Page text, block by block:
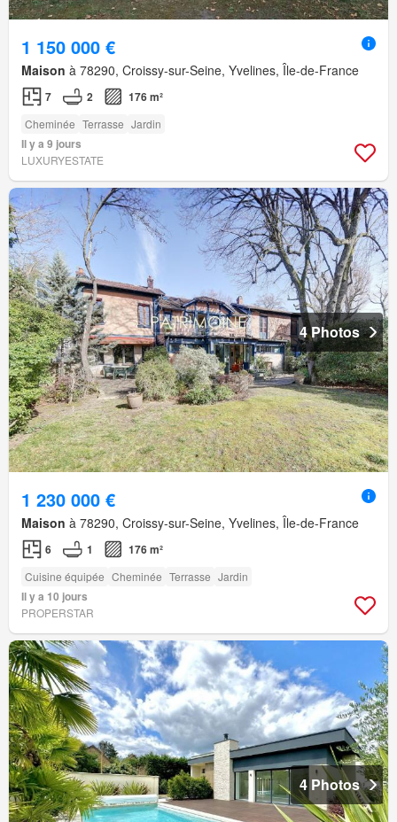
1 150 000 €
Maison à 78290, Croissy-sur-Seine, Yvelines, Île-de-France
7 2 176 m²
Cheminée Terrasse Jardin
Il y a 9 jours
LUXURYESTATE
4 Photos
1 230 000 €
Maison à 78290, Croissy-sur-Seine, Yvelines, Île-de-France
6 1 176 m²
Cuisine équipée Cheminée Terrasse Jardin
Il y a 10 jours
PROPERSTAR
4 Photos